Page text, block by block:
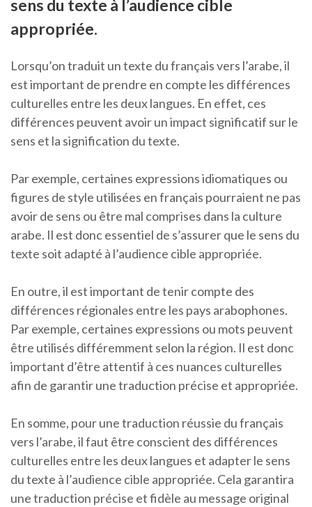
sens du texte à l’audience cible
appropriée.
Lorsqu’on traduit un texte du français vers l’arabe, il
est important de prendre en compte les différences
culturelles entre les deux langues. En effet, ces
différences peuvent avoir un impact significatif sur le
sens et la signification du texte.
Par exemple, certaines expressions idiomatiques ou
figures de style utilisées en français pourraient ne pas
avoir de sens ou être mal comprises dans la culture
arabe. Il est donc essentiel de s’assurer que le sens du
texte soit adapté à l’audience cible appropriée.
En outre, il est important de tenir compte des
différences régionales entre les pays arabophones.
Par exemple, certaines expressions ou mots peuvent
être utilisés différemment selon la région. Il est donc
important d’être attentif à ces nuances culturelles
afin de garantir une traduction précise et appropriée.
En somme, pour une traduction réussie du français
vers l’arabe, il faut être conscient des différences
culturelles entre les deux langues et adapter le sens
du texte à l’audience cible appropriée. Cela garantira
une traduction précise et fidèle au message original